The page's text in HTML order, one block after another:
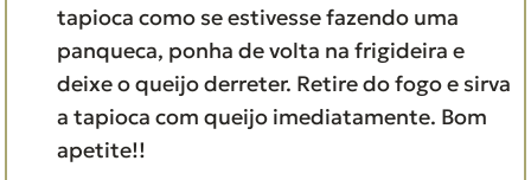
tapioca como se estivesse fazendo uma
panqueca, ponha de volta na frigideira e
deixe o queijo derreter. Retire do fogo e sirva
a tapioca com queijo imediatamente. Bom
apetite!!